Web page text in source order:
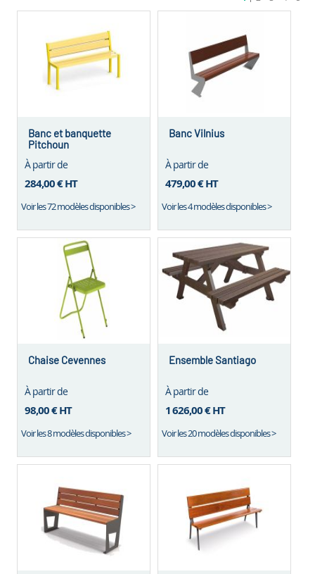
êtes
en
de
lire
la
page
Banc et banquette
Pitchoun
À partir de
284,00 €HT
Voir les 72 modèles disponibles >
Banc Vilnius
À partir de
479,00 €HT
Voir les 4 modèles disponibles >
Chaise Cevennes
À partir de
98,00 €HT
Voir les 8 modèles disponibles >
Ensemble Santiago
À partir de
1 626,00 €HT
Voir les 20 modèles disponibles >